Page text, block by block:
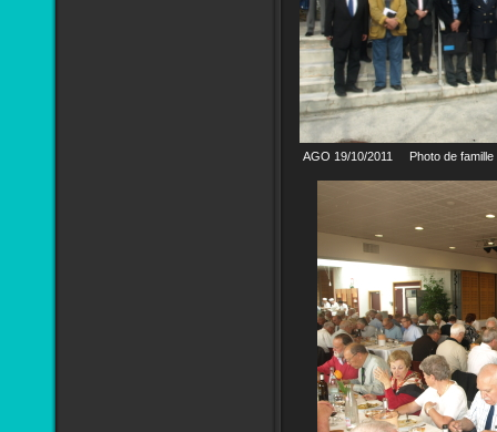
AGO 19/10/2011 Photo de famille